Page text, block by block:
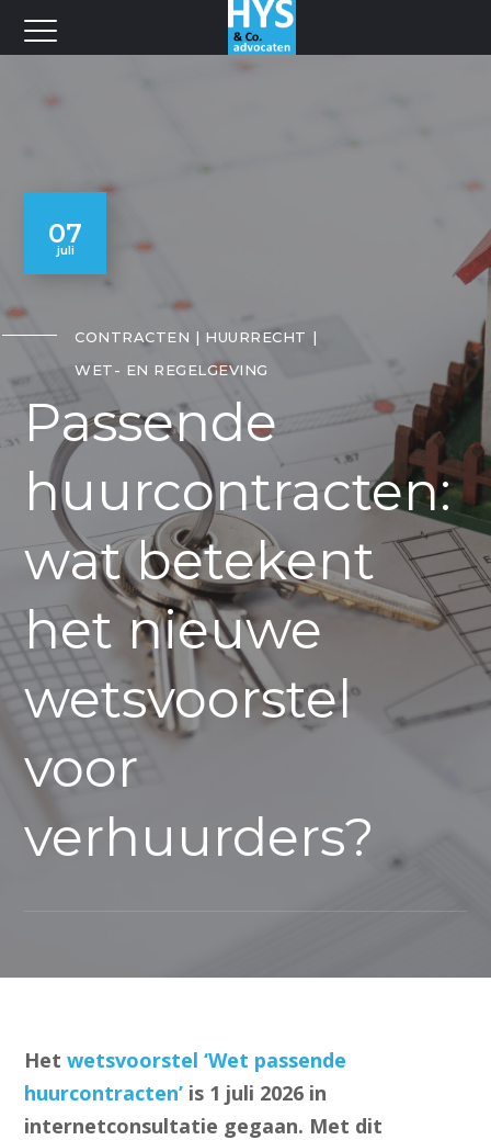
07
juli
CONTRACTEN
HUURRECHT
WET- EN REGELGEVING
Passende
huurcontracten:
wat betekent
het nieuwe
wetsvoorstel
voor
verhuurders?
Hetwetsvoorstel ‘Wet passende
huurcontracten’ is 1 juli 2026 in
internetconsultatie gegaan. Met dit